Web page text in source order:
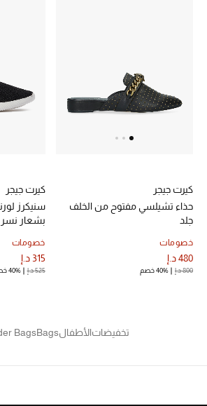
ما وصلنا حديثاً
حصريًا عبر الإنترنت
جميع إصدارتنا النسائية
تشكيلة المناسبات للنساء
كيرت جيجر
حذاء تشيلسي مفتوح من الخلف
جلد
خصومات
480 د.إ
800 د.إ 40% خصم
كيرت جيجر
سنيكرز
بشعار نسر
خصومات
315 د.إ
525 د.إ 40% خصم
تخفيضاتالأطفالBags
Bags